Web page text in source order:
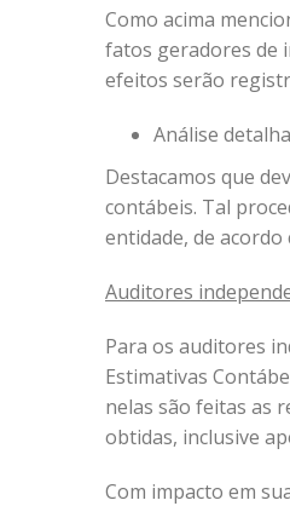
Como acima
fatos geradores de
efeitos serão
Análise
Destacamos que
contábeis. Tal
entidade, de acordo
Auditores
Para os auditores
Estimativas
nelas são feitas as
obtidas, inclusive
Com impacto em